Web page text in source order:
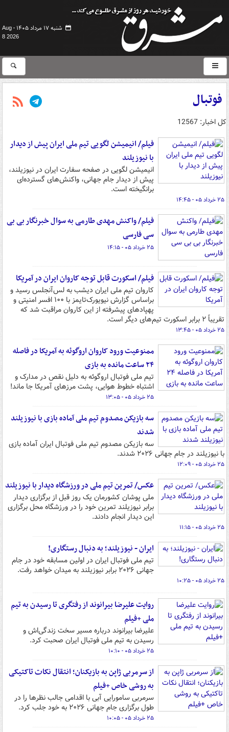
شنبه ۱۷ مرداد ۱۴۰۵ -
Aug
8 2026
فوتبال
کل اخبار: 12567
فیلم/ انیمیشن لگویی تیم ملی ایران پیش از دیدار
با نیوزیلند
انیمیشن لگویی در صفحه سفارت ایران در نیوزیلند،
پیش از دیدار جام جهانی، واکنش‌های گسترده‌ای
برانگیخته است.
۲۵ خرداد ۰۵ - ۱۴:۴۵
فیلم/ واکنش مهدی طارمی به سوال خبرنگار بی بی
سی فارسی
۲۵ خرداد ۰۵ - ۱۴:۱۵
فیلم/ اسکورت قابل توجه کاروان ایران در آمریکا
کاروان تیم ملی ایران دیشب به لس‌آنجلس رسید و
براساس گزارش نیویورک‌تایمز با ۱۰۰ افسر امنیتی و
پهپادهای پیشرفته از این کاروان مراقبت شد که
تقریباً ۲ برابر اسکورت تیم‌های دیگر است.
۲۵ خرداد ۰۵ - ۱۳:۴۵
ممنوعیت ورود کاروان اروگوئه به آمریکا در فاصله
۲۴ ساعت مانده به بازی
تیم ملی فوتبال اروگوئه به دلیل نقص در مدارک و
اشتباه خطوط هوایی، پشت مرزهای آمریکا جا ماند!
۲۵ خرداد ۰۵ - ۱۳:۰۵
سه بازیکن مصدوم تیم ملی آماده بازی با نیوزیلند
شدند
سه بازیکن مصدوم تیم ملی فوتبال ایران آماده بازی
با نیوزیلند در جام جهانی ۲۰۲۶ شدند.
۲۵ خرداد ۰۵ - ۱۲:۰۹
عکس/ تمرین تیم ملی در ورزشگاه دیدار با نیوزیلند
ملی پوشان کشورمان یک روز قبل از برگزاری دیدار
برابر نیوزیلند تمرین خود را در ورزشگاه محل برگزاری
این دیدار انجام دادند.
۲۵ خرداد ۰۵ - ۱۱:۱۵
ایران - نیوزیلند؛ به دنبال رستگاری!
تیم ملی فوتبال ایران در اولین مسابقه خود در جام
جهانی ۲۰۲۶ برابر نیوزیلند به میدان خواهد رفت.
۲۵ خرداد ۰۵ - ۱۰:۲۵
روایت علیرضا بیرانوند از رفتگری تا رسیدن به تیم
ملی +فیلم
علیرضا بیرانوند درباره مسیر سخت زندگی‌اش و
رسیدن به تیم ملی فوتبال ایران صحبت کرد.
۲۵ خرداد ۰۵ - ۱۰:۱۰
از سرمربی ژاپن به بازیکنان؛ انتقال نکات تاکتیکی
به روشی خاص +فیلم
سرمربی سامورایی آبی با اقدامی جالب نظرها را در
طول برگزاری جام جهانی ۲۰۲۶ به خود جلب کرد.
۲۵ خرداد ۰۵ - ۱۰:۰۵